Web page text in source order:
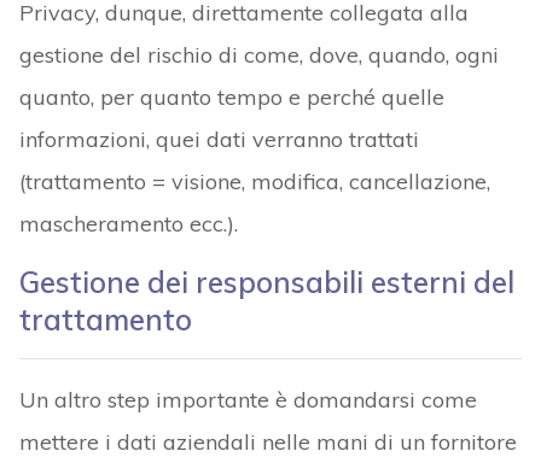
Privacy, dunque, direttamente collegata alla
gestione del rischio di come, dove, quando, ogni
quanto, per quanto tempo e perché quelle
informazioni, quei dati verranno trattati
(trattamento = visione, modifica, cancellazione,
mascheramento ecc.).
Gestione dei responsabili esterni del
trattamento
Un altro step importante è domandarsi come
mettere i dati aziendali nelle mani di un fornitore